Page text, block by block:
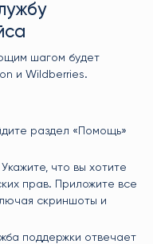
шагом будет
и Wildberries.
раздел «Помощь»
что вы хотите
прав. Приложите все
скриншоты и
поддержки отвечает